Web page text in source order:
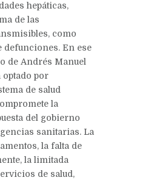
hepáticas,
de las
como
defunciones. En ese
de Andrés Manuel
optado por
de salud
la
del gobierno
sanitarias. La
la falta de
la limitada
de salud,